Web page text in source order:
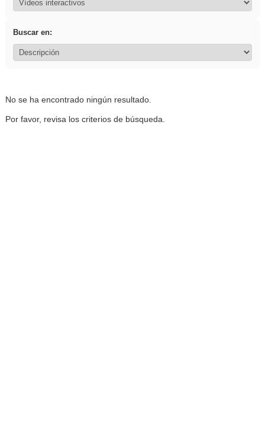
Buscar en:
No se ha encontrado ningún resultado.
Por favor, revisa los criterios de búsqueda.